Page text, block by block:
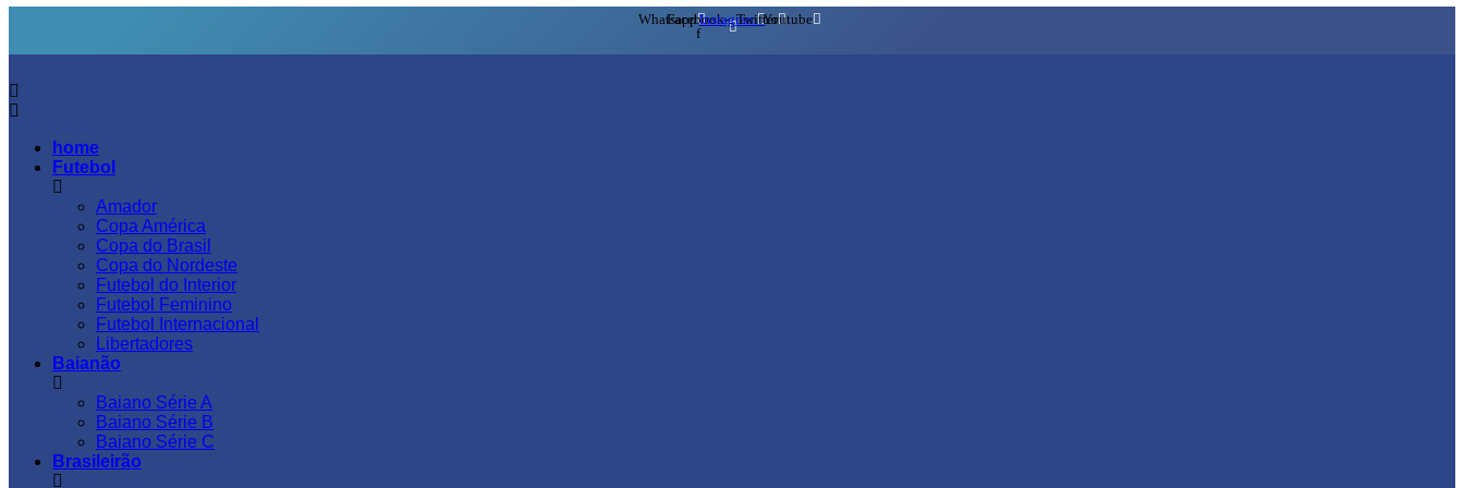
WhatsappFacebook-
f
InstagramTwitterYoutube
home
Futebol
Amador
Copa América
Copa do Brasil
Copa do Nordeste
Futebol do Interior
Futebol Feminino
Futebol Internacional
Libertadores
Baianão
Baiano Série A
Baiano Série B
Baiano Série C
Brasileirão